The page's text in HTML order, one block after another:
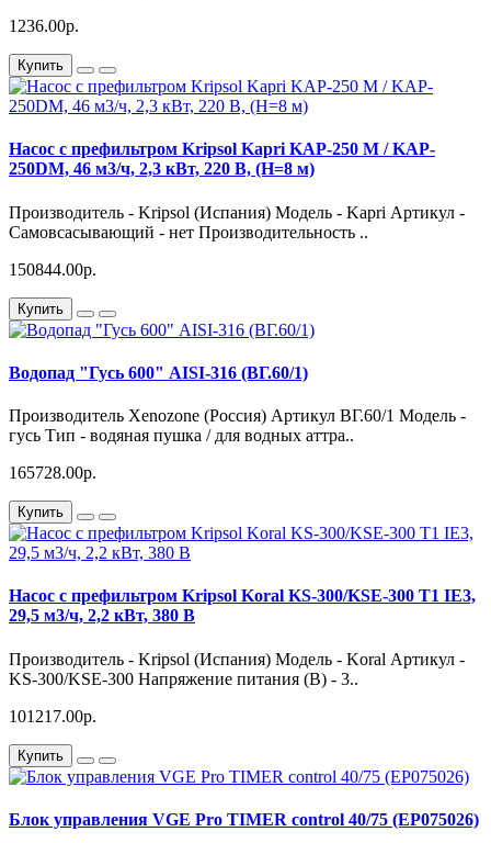
1236.00р.
Купить
Насос с префильтром Kripsol Kapri KAP-250 М / KAP-
250DМ, 46 м3/ч, 2,3 кВт, 220 В, (H=8 м)
Производитель - Kripsol (Испания) Модель - Kapri Артикул -
Самовсасывающий - нет Производительность ..
150844.00р.
Купить
Водопад "Гусь 600" AISI-316 (ВГ.60/1)
Производитель Xenozone (Россия) Артикул ВГ.60/1 Модель -
гусь Тип - водяная пушка / для водных аттра..
165728.00р.
Купить
Насос с префильтром Kripsol Koral KS-300/KSE-300 Т1 IE3,
29,5 м3/ч, 2,2 кВт, 380 В
Производитель - Kripsol (Испания) Модель - Koral Артикул -
KS-300/KSE-300 Напряжение питания (В) - 3..
101217.00р.
Купить
Блок управления VGE Pro TIMER control 40/75 (EP075026)